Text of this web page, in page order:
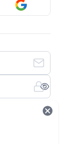
لقد نسيت كلمة المرور